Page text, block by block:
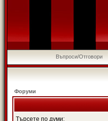
Въпроси/Отговори
Форуми
Търсете по думи: